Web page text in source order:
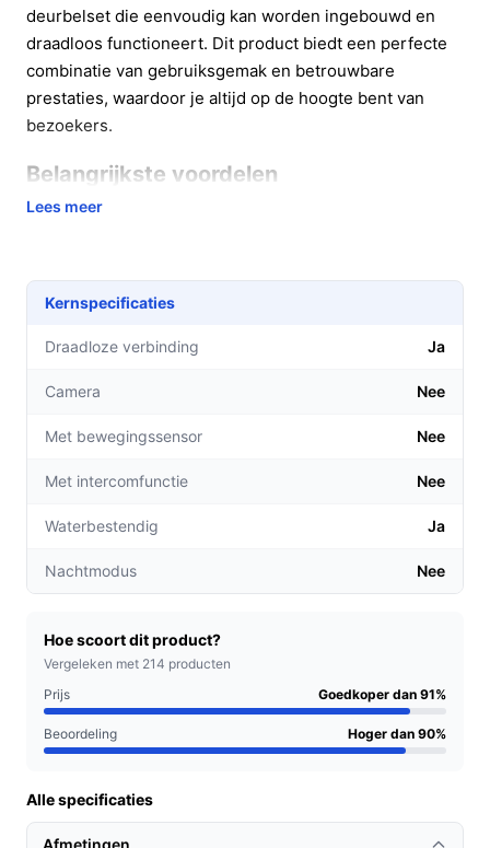
deurbelset die eenvoudig kan worden ingebouwd en
draadloos functioneert. Dit product biedt een perfecte
combinatie van gebruiksgemak en betrouwbare
prestaties, waardoor je altijd op de hoogte bent van
bezoekers.
Belangrijkste voordelen
Met de KlikAanKlikUit ACDB-8000BC profiteer je van
Geen gedoe met kabels: Dankzij het 2-draads
systeem installeer je de deurbelset snel en
eenvoudig, zonder dat er dure aanpassingen aan je
Gebruiksgemak via mobiele app: Beheer je deurbel
kunt controleren wie er voor je deur staat.
Uitbreidbaarheid: Deze deurbelset is eenvoudig uit
ideaal voor grotere woningen of bedrijven.
Voor welke doelgroep?
installatie van een deurbel eenvoudig en snel willen
houden. Ook voor kleine bedrijven is deze oplossing
geschikt, waardoor je gasten altijd welkom kunt heten
zonder te wachten.
Wat maakt de KlikAanKlikUit ACDB-8000BC uniek in
vergelijking met andere deurbellen?
Lees meer
Kernspecificaties
Draadloze verbinding Ja
Camera Nee
Met bewegingssensor Nee
Met intercomfunctie Nee
Waterbestendig Ja
Nachtmodus Nee
Hoe scoort dit product?
Vergeleken met 214 producten
Prijs
Goedkoper dan 91%
Beoordeling Hoger dan 90%
Alle specificaties
Afmetingen